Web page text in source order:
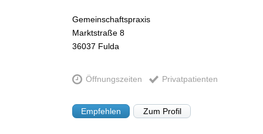
Gemeinschaftspraxis
Marktstraße 8
36037 Fulda
Öffnungszeiten Privatpatienten
Empfehlen Zum Profil